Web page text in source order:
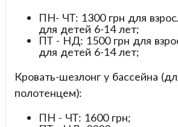
ПН- ЧТ: 1300 грн для
для детей 6-14 лет;
ПТ - НД: 1500 грн для
для детей 6-14 лет;
Кровать-шезлонг у бассейна
полотенцем):
ПН - ЧТ: 1600 грн;